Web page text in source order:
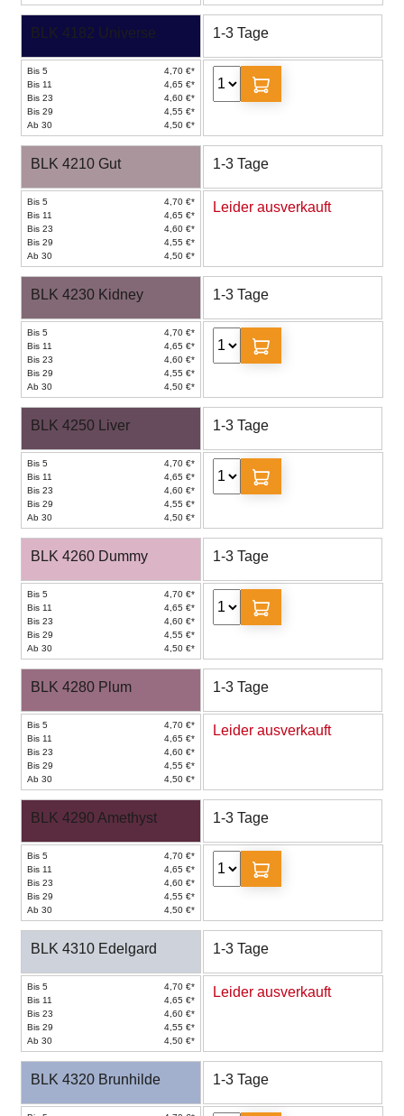
BLK 4182 Universe 1-3 Tage
Bis 5
4,70 €*
Bis 11
4,65 €*
Bis 23
4,60 €*
Bis 29
4,55 €*
Ab 30
4,50 €*
BLK 4210 Gut 1-3 Tage
Bis 5
4,70 €*
Bis 11
4,65 €*
Bis 23
4,60 €*
Bis 29
4,55 €*
Ab 30
4,50 €*
Leider ausverkauft
BLK 4230 Kidney 1-3 Tage
Bis 5
4,70 €*
Bis 11
4,65 €*
Bis 23
4,60 €*
Bis 29
4,55 €*
Ab 30
4,50 €*
BLK 4250 Liver 1-3 Tage
Bis 5
4,70 €*
Bis 11
4,65 €*
Bis 23
4,60 €*
Bis 29
4,55 €*
Ab 30
4,50 €*
BLK 4260 Dummy 1-3 Tage
Bis 5
4,70 €*
Bis 11
4,65 €*
Bis 23
4,60 €*
Bis 29
4,55 €*
Ab 30
4,50 €*
BLK 4280 Plum 1-3 Tage
Bis 5
4,70 €*
Bis 11
4,65 €*
Bis 23
4,60 €*
Bis 29
4,55 €*
Ab 30
4,50 €*
Leider ausverkauft
BLK 4290 Amethyst 1-3 Tage
Bis 5
4,70 €*
Bis 11
4,65 €*
Bis 23
4,60 €*
Bis 29
4,55 €*
Ab 30
4,50 €*
BLK 4310 Edelgard 1-3 Tage
Bis 5
4,70 €*
Bis 11
4,65 €*
Bis 23
4,60 €*
Bis 29
4,55 €*
Ab 30
4,50 €*
Leider ausverkauft
BLK 4320 Brunhilde 1-3 Tage